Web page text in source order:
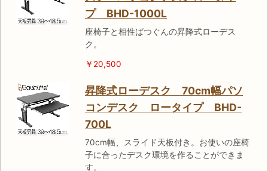
プ BHD-1000L
座椅子と相性ばつぐんの昇降式ローデス
ク。
￥20,500
昇降式ローデスク 70cm幅パソ
コンデスク ロータイプ BHD-
700L
70cm幅、スライド天板付き。お使いの座椅
子に合ったデスク環境を作ることができま
す。